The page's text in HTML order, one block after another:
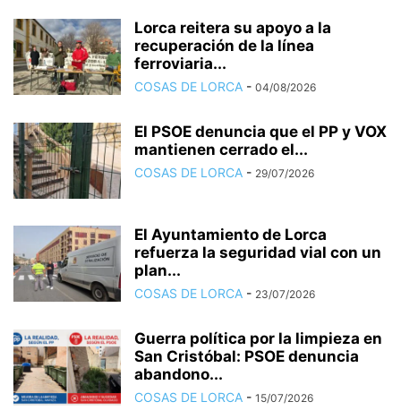
Lorca reitera su apoyo a la
recuperación de la línea
ferroviaria...
COSAS DE LORCA - 04/08/2026
El PSOE denuncia que el PP y VOX
mantienen cerrado el...
COSAS DE LORCA - 29/07/2026
El Ayuntamiento de Lorca
refuerza la seguridad vial con un
plan...
COSAS DE LORCA - 23/07/2026
Guerra política por la limpieza en
San Cristóbal: PSOE denuncia
abandono...
COSAS DE LORCA - 15/07/2026